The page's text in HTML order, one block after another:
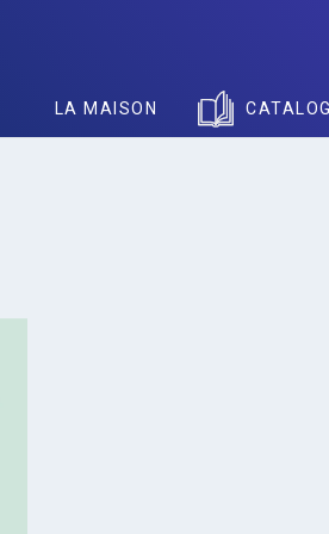
LA MAISON